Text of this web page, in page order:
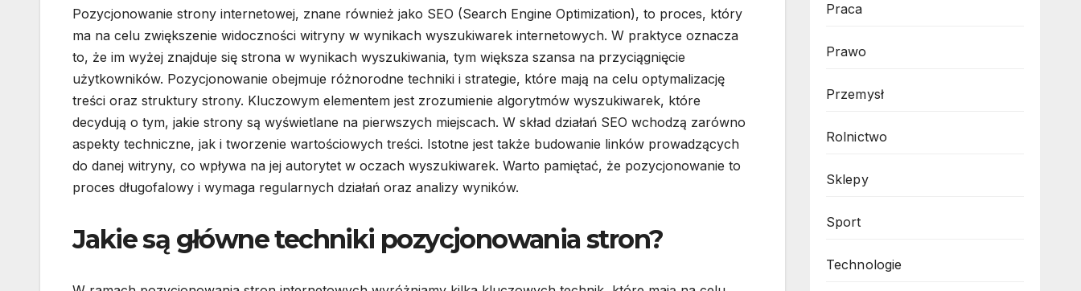
Pozycjonowanie strony internetowej, znane również jako SEO (Search Engine Optimization), to proces, który
ma na celu zwiększenie widoczności witryny w wynikach wyszukiwarek internetowych. W praktyce oznacza
to, że im wyżej znajduje się strona w wynikach wyszukiwania, tym większa szansa na przyciągnięcie
użytkowników. Pozycjonowanie obejmuje różnorodne techniki i strategie, które mają na celu optymalizację
treści oraz struktury strony. Kluczowym elementem jest zrozumienie algorytmów wyszukiwarek, które
decydują o tym, jakie strony są wyświetlane na pierwszych miejscach. W skład działań SEO wchodzą zarówno
aspekty techniczne, jak i tworzenie wartościowych treści. Istotne jest także budowanie linków prowadzących
do danej witryny, co wpływa na jej autorytet w oczach wyszukiwarek. Warto pamiętać, że pozycjonowanie to
proces długofalowy i wymaga regularnych działań oraz analizy wyników.
Jakie są główne techniki pozycjonowania stron?
Praca
Prawo
Przemysł
Rolnictwo
Sklepy
Sport
Technologie